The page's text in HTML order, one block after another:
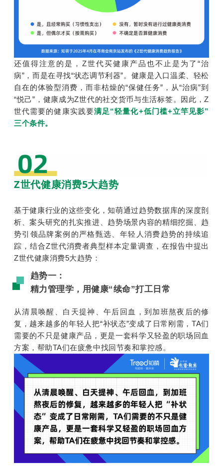
还值得注意的是，Z世代买健康产品也不止是为了“治
病”，而是在寻找“状态调节利器”。健康是入口温柔、轻松
自在的体验型消费，而非枯燥的“保健任务”，从“治病”到
“悦己”，健康成为Z世代的社交货币与生活标签。因此，Z
世代需要的健康实践要满足“轻量化+低门槛+立竿见影”
三个条件。
Z世代健康消费5大趋势
基于健康行业的这些变化，知萌通过趋势数据库的深度剖
析、案头研究的扎实推进、趋势场景内容的精细挖掘、趋
势引领品牌案例的严格甄选、年轻人消费趋势的持续追
踪，结合Z世代消费者典型样本定量调查，在报告中提出
Z世代健康消费5大趋势：
趋势一：
精力管理学，用健康“续命”打工日常
从清晨唤醒、白天提神、午后回血，到加班熬夜后的修
复，越来越多的年轻人把“补状态”变成了日常刚需，TA们
需要的不只是健康产品，更是一套科学又轻盈的职场回血
方案，帮助TA们在疲惫中找回节奏和掌控感。